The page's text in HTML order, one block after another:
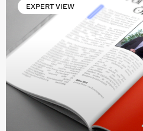
EXPERT VIEW